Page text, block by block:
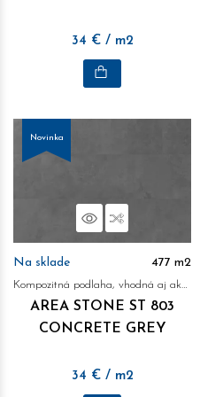
34 € / m2
Novinka
NáhľadPorovnať
Na sklade 477 m2
Kompozitná podlaha, vhodná aj ako obklad na stenu
AREA STONE ST 803
CONCRETE GREY
34 € / m2